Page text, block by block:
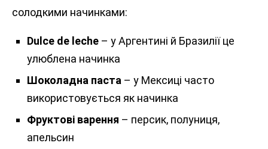
солодкими начинками:
Dulce de leche – у Аргентині й Бразилії це
улюблена начинка
Шоколадна паста – у Мексиці часто
використовується як начинка
Фруктові варення – персик, полуниця,
апельсин